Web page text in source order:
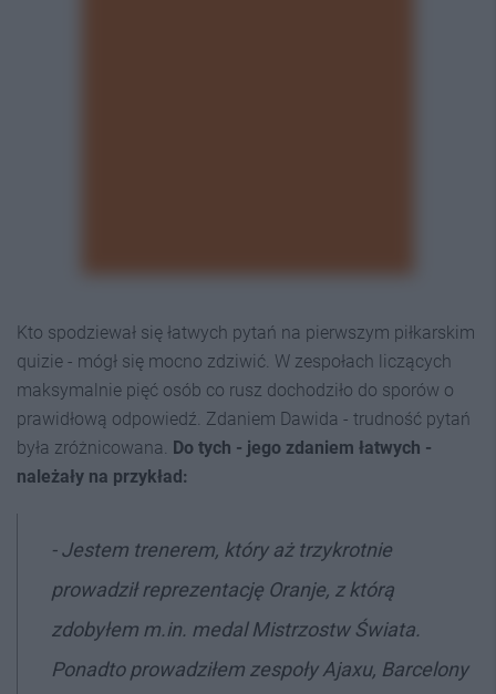
Kto spodziewał się łatwych pytań na pierwszym piłkarskim
quizie - mógł się mocno zdziwić. W zespołach liczących
maksymalnie pięć osób co rusz dochodziło do sporów o
prawidłową odpowiedź. Zdaniem Dawida - trudność pytań
była zróżnicowana. Do tych - jego zdaniem łatwych -
należały na przykład:
- Jestem trenerem, który aż trzykrotnie
prowadził reprezentację Oranje, z którą
zdobyłem m.in. medal Mistrzostw Świata.
Ponadto prowadziłem zespoły Ajaxu, Barcelony